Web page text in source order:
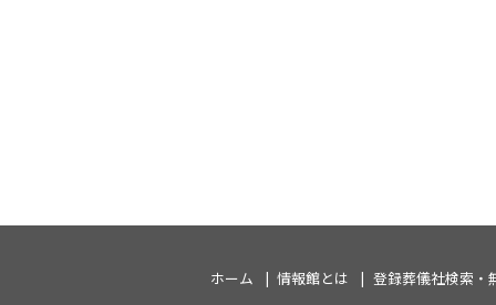
ホーム 情報館とは 登録葬儀社検索・